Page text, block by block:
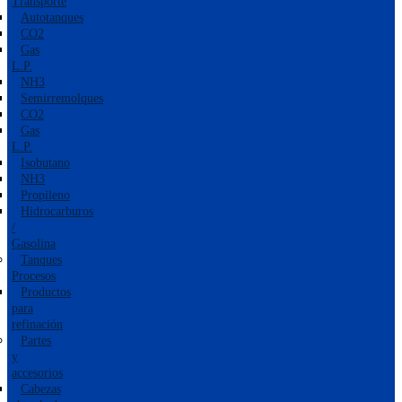
Autotanques
CO2
Gas
L.P.
NH3
Semirremolques
CO2
Gas
L.P.
Isobutano
NH3
Propileno
Hidrocarburos
/
Gasolina
Tanques
Procesos
Productos
para
refinación
Partes
y
accesorios
Cabezas